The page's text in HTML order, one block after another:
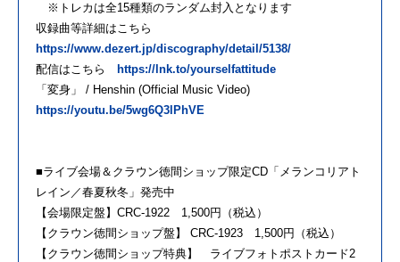
※トレカは全15種類のランダム封入となります
収録曲等詳細はこちら
https://www.dezert.jp/discography/detail/5138/
配信はこちら
https://lnk.to/yourselfattitude
「変身」 / Henshin (Official Music Video)
https://youtu.be/5wg6Q3lPhVE
■ライブ会場＆クラウン徳間ショップ限定CD「メランコリアト
レイン／春夏秋冬」発売中
【会場限定盤】CRC-1922 1,500円（税込）
【クラウン徳間ショップ盤】 CRC-1923 1,500円（税込）
【クラウン徳間ショップ特典】 ライブフォトポストカード2